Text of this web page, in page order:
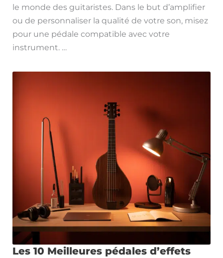
le monde des guitaristes. Dans le but d’amplifier
ou de personnaliser la qualité de votre son, misez
pour une pédale compatible avec votre
instrument. …
Les 10 Meilleures pédales d’effets